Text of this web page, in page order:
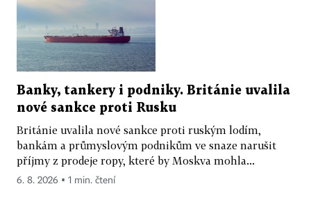
Banky, tankery i podniky. Británie uvalila
nové sankce proti Rusku
Británie uvalila nové sankce proti ruským lodím,
bankám a průmyslovým podnikům ve snaze narušit
příjmy z prodeje ropy, které by Moskva mohla...
6. 8. 2026 ▪ 1 min. čtení